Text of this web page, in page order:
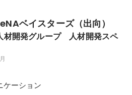
ベイスターズ（出向）
材開発グループ　人材開発スペ
ケーション